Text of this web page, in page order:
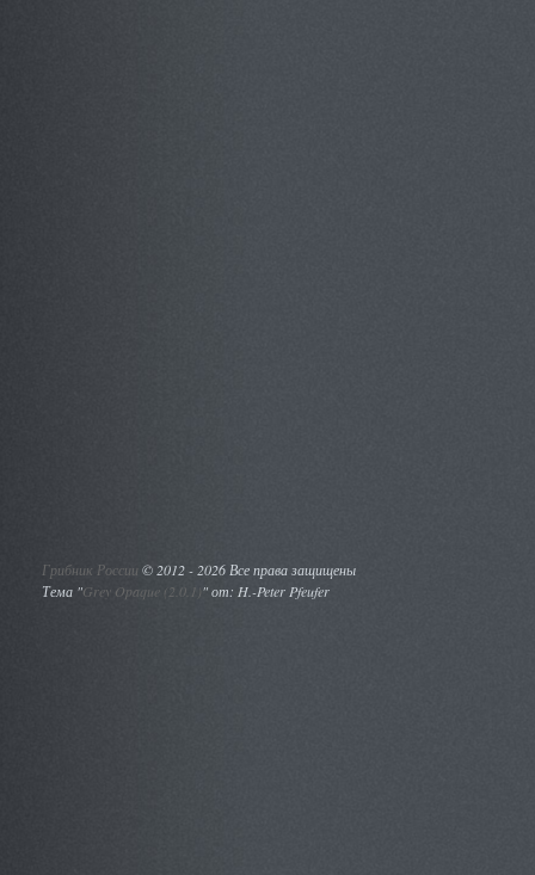
Грибник России ©2012 - 2026 Все права защищены
Тема "Grey Opaque (2.0.1)" от: H.-Peter Pfeufer